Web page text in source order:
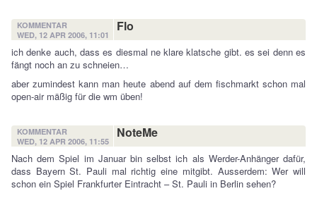
KOMMENTAR
WED, 12 APR 2006, 11:01
Flo
ich denke auch, dass es diesmal ne klare klatsche gibt. es sei denn es
fängt noch an zu schneien…
aber zumindest kann man heute abend auf dem fischmarkt schon mal
open-air mäßig für die wm üben!
KOMMENTAR
WED, 12 APR 2006, 11:55
NoteMe
Nach dem Spiel im Januar bin selbst ich als Werder-Anhänger dafür,
dass Bayern St. Pauli mal richtig eine mitgibt. Ausserdem: Wer will
schon ein Spiel Frankfurter Eintracht – St. Pauli in Berlin sehen?